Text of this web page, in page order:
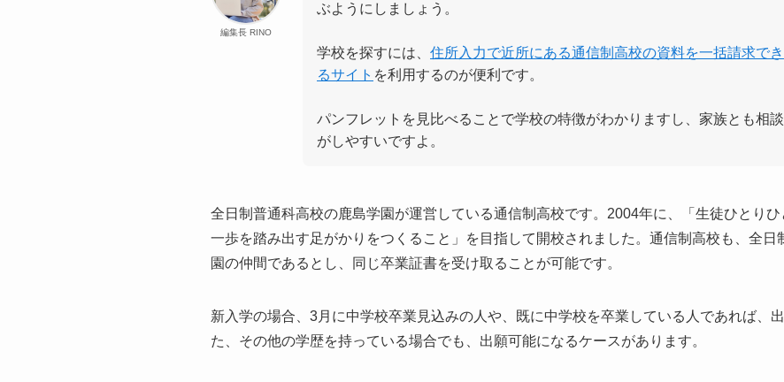
編集長 RINO
ぶようにしましょう。
学校を探すには、 住所入力で近所にある通信制高校の資料を一括請求でき
るサイト を利用するのが便利です。
パンフレットを見比べることで学校の特徴がわかりますし、家族とも相談
がしやすいですよ。
全日制普通科高校の鹿島学園が運営している通信制高校です。2004年に、「生徒ひとり
一歩を踏み出す足がかりをつくること」を目指して開校されました。通信制高校も、全日
園の仲間であるとし、同じ卒業証書を受け取ることが可能です。
新入学の場合、3月に中学校卒業見込みの人や、既に中学校を卒業している人であれば、
た、その他の学歴を持っている場合でも、出願可能になるケースがあります。